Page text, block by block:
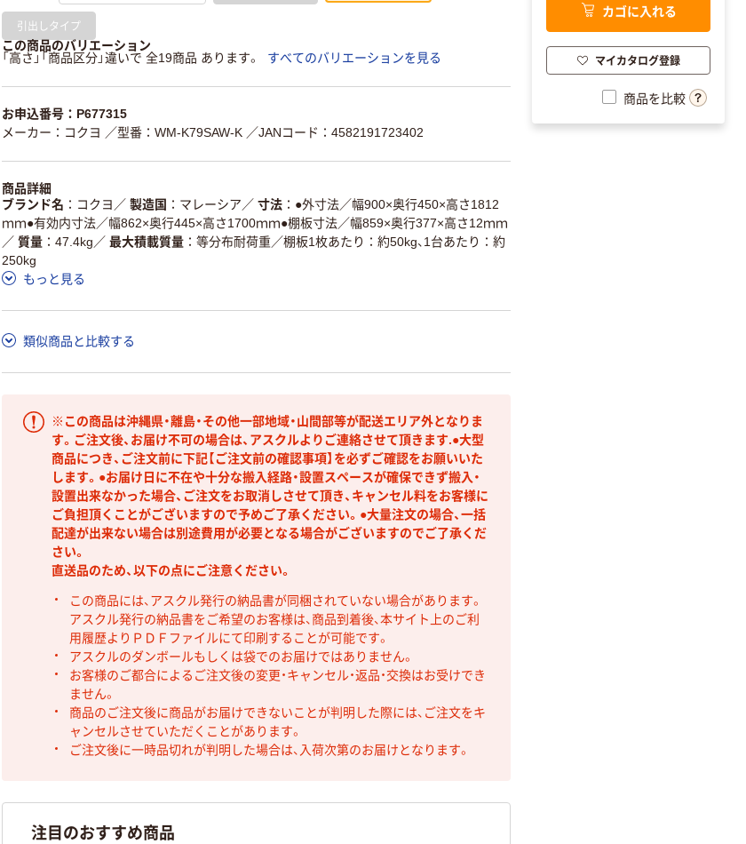
引出しタイプ
この商品のバリエーション
「高さ」「商品区分」違いで 全19商品 あります。
すべてのバリエーションを見る
お申込番号：P677315
メーカー：コクヨ ／型番：WM-K79SAW-K ／JANコード：4582191723402
商品詳細
ブランド名
コクヨ ／ 製造国 マレーシア ／ 寸法
●外寸法／幅900×奥行450×高さ1812
ｍｍ●有効内寸法／幅862×奥行445×高さ1700ｍｍ●棚板寸法／幅859×奥行377×高さ12ｍｍ
／ 質量 47.4kg ／ 最大積載質量
等分布耐荷重／棚板1枚あたり：約50kg、1台あたり：約
250kg
もっと見る
類似商品と比較する
※この商品は沖縄県・離島・その他一部地域・山間部等が配送エリア外となりま
す。ご注文後、お届け不可の場合は、アスクルよりご連絡させて頂きます.●大型
商品につき、ご注文前に下記【ご注文前の確認事項】を必ずご確認をお願いいた
します。●お届け日に不在や十分な搬入経路・設置スペースが確保できず搬入・
設置出来なかった場合、ご注文をお取消しさせて頂き、キャンセル料をお客様に
ご負担頂くことがございますので予めご了承ください。●大量注文の場合、一括
配達が出来ない場合は別途費用が必要となる場合がございますのでご了承くだ
さい。
直送品のため、以下の点にご注意ください。
この商品には、アスクル発行の納品書が同梱されていない場合があります。
アスクル発行の納品書をご希望のお客様は、商品到着後、本サイト上のご利
用履歴よりＰＤＦファイルにて印刷することが可能です。
アスクルのダンボールもしくは袋でのお届けではありません。
お客様のご都合によるご注文後の変更・キャンセル・返品・交換はお受けでき
ません。
商品のご注文後に商品がお届けできないことが判明した際には、ご注文をキ
ャンセルさせていただくことがあります。
ご注文後に一時品切れが判明した場合は、入荷次第のお届けとなります。
注目のおすすめ商品
カゴに入れる
マイカタログ登録
商品を比較